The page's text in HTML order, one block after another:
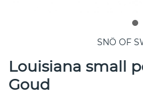
SNÖ OF
Louisiana small
Goud